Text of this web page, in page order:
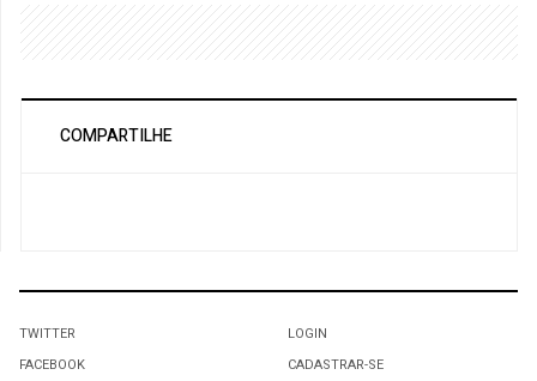
COMPARTILHE
TWITTER
FACEBOOK
LOGIN
CADASTRAR-SE